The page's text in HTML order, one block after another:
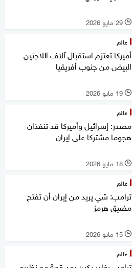
l 29 مايو 2026
عالم
أميركا تعتزم استقبال آلاف اللاجئين
البيض من جنوب أفريقيا
l 19 مايو 2026
عالم
مصدر: إسرائيل وأميركا قد تنفذان
هجوما مشتركا على إيران
l 18 مايو 2026
عالم
ترامب: شي يريد من إيران أن تفتح
مضيق هرمز
l 15 مايو 2026
عالم